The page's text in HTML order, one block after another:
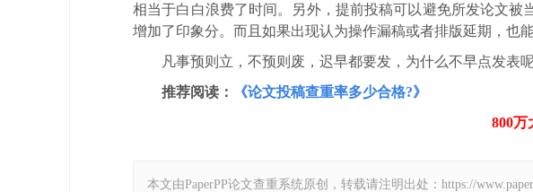
相当于白白浪费了时间。另外，提前投稿可以避免所发论文
增加了印象分。而且如果出现认为操作漏稿或者排版延期，也
凡事预则立，不预则废，迟早都要发，为什么不早点发表
推荐阅读：
《论文投稿查重率多少合格?》
800万
本文由PaperPP论文查重系统原创，转载请注明出处：https://